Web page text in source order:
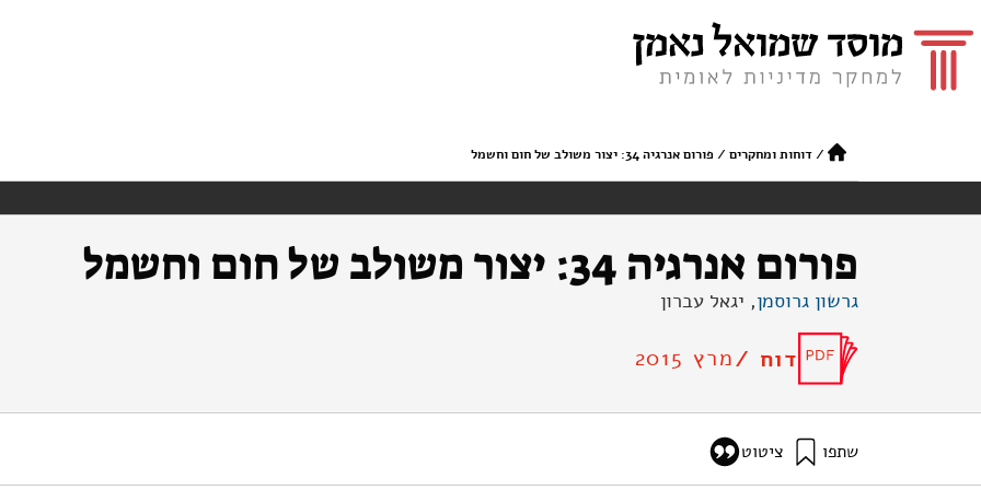
/דוחות ומחקרים / פורום אנרגיה 34: יצור משולב של חום וחשמל
פורום אנרגיה 34: יצור משולב של חום וחשמל
גרשון גרוסמן, יגאל עברון
דוח /מרץ 2015
שתפו ציטוט